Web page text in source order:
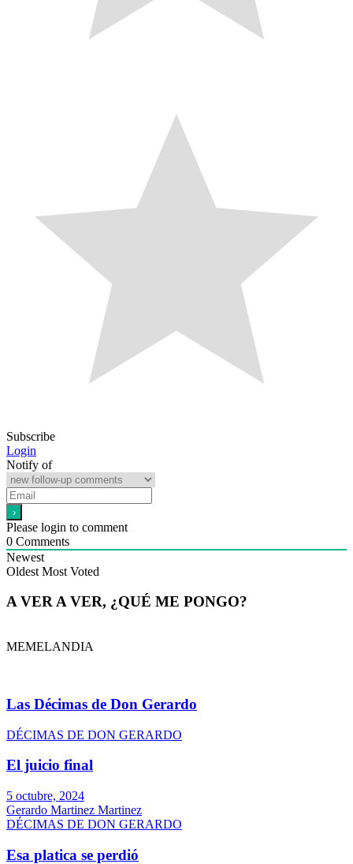
Subscribe
Login
Notify of
Please login to comment
0 Comments
Newest
Oldest Most Voted
A VER A VER, ¿QUÉ ME PONGO?
MEMELANDIA
Las Décimas de Don Gerardo
DÉCIMAS DE DON GERARDO
El juicio final
5 octubre, 2024
Gerardo Martinez Martinez
DÉCIMAS DE DON GERARDO
Esa platica se perdió